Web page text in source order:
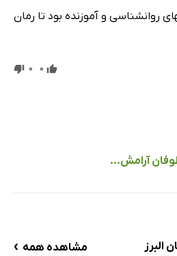
روانشناسی و آموزنده بود تا رمان
0
0
آرامش...
البرز مشاهده همه ›